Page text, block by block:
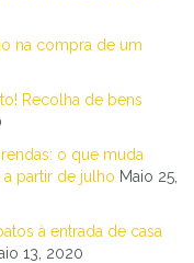
na compra de um
Recolha de bens
o que muda
partir de julho Maio 25,
à entrada de casa
13, 2020